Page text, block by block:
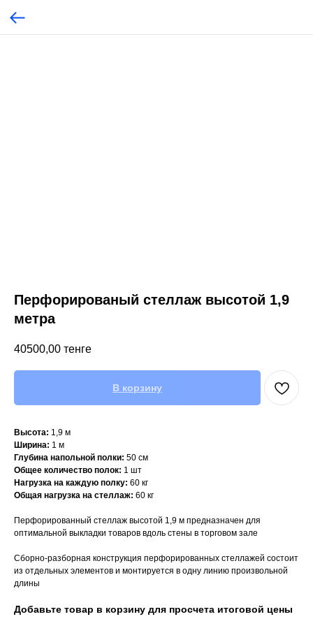
Перфорированый стеллаж высотой 1,9
метра
40500,00 тенге
В корзину
Высота: 1,9 м
Ширина: 1 м
Глубина напольной полки: 50 см
Общее количество полок: 1 шт
Нагрузка на каждую полку: 60 кг
Общая нагрузка на стеллаж: 60 кг
Перфорированный стеллаж высотой 1,9 м предназначен для
оптимальной выкладки товаров вдоль стены в торговом зале
Сборно-разборная конструкция перфорированных стеллажей состоит
из отдельных элементов и монтируется в одну линию произвольной
длины
Добавьте товар в корзину для просчета итоговой цены